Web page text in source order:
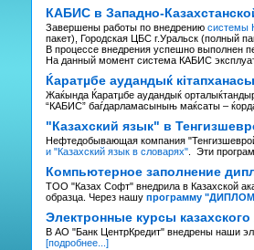
КАБИС в Западно-
Завершены работы по внедрению системы
пакет), Городская ЦБС г.Уральск (полный
В процессе внедрения успешно выполнен
На данный момент система КАБИС
Ќаратµбе аудандыќ
Жаќында Ќаратµбе аудандыќ
“КАБИС” баѓдарламасыныњ маќсаты –
"Казахский язык" в
Нефтедобывающая компания
и "Казахский язык в словарях" . Эти
Компьютерное заполнение
ТОО "Казах Софт" внедрила в Казахской
образца. Через нашу программу
Электронные курсы
В АО "Банк ЦентрКредит" внедрены наши
[подробнее...]